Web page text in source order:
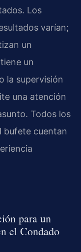
Los
varían;
un
un
la supervisión
una atención
Todos los
bufete cuentan
para un
el Condado